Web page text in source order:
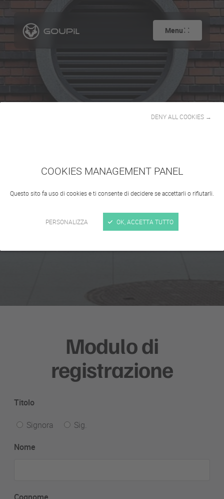
COOKIES MANAGEMENT PANEL
Questo sito fa uso di cookies e ti consente di decidere se accettarli o rifiutarli.
PERSONALIZZA
DENY ALL COOKIES →
OK, ACCETTA TUTTO
Menu
Registrazione
Modulo di
registrazione
Titolo
Signora
Sig.
Nome